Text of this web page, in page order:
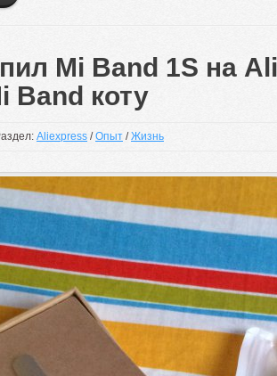
Mi Band 1S на
Band коту
Aliexpress /Опыт /Жизнь